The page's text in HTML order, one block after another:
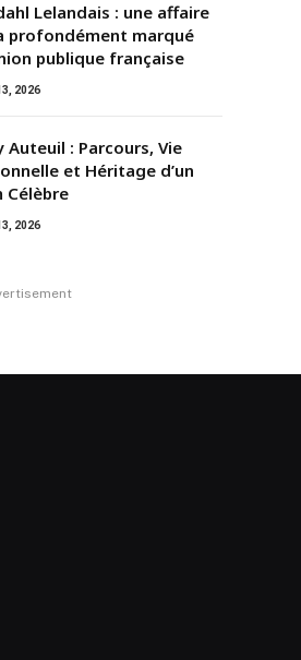
Lelandais : une affaire
profondément marqué
publique française
2026
Auteuil : Parcours, Vie
et Héritage d’un
Célèbre
2026